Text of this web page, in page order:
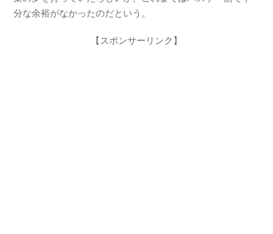
分な余裕がなかったのだという。
【スポンサーリンク】